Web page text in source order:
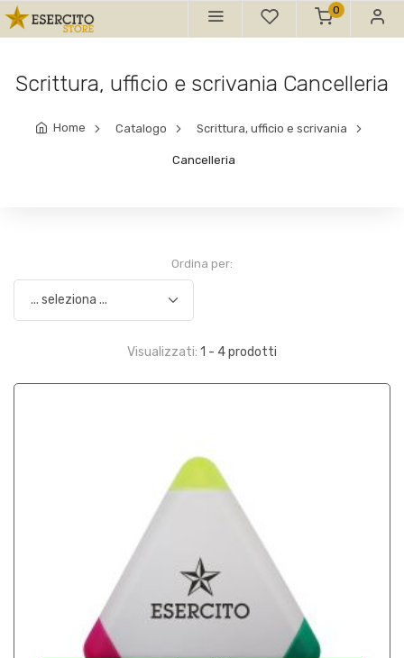
0
Scrittura, ufficio e scrivania Cancelleria
Home Catalogo Scrittura, ufficio e scrivania
Cancelleria
Ordina per:
Visualizzati: 1 - 4 prodotti